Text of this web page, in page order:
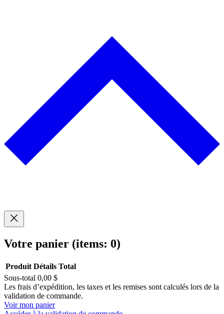
Votre panier (items: 0)
Produits
dans
Produit Détails Total
Sous-total 0,00 $
Les frais d’expédition, les taxes et les remises sont calculés lors de la
validation de commande.
Voir mon panier